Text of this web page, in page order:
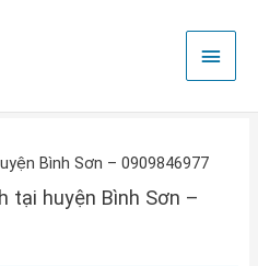
Menu
chính
Bình Sơn – 0909846977
tại huyện Bình Sơn –